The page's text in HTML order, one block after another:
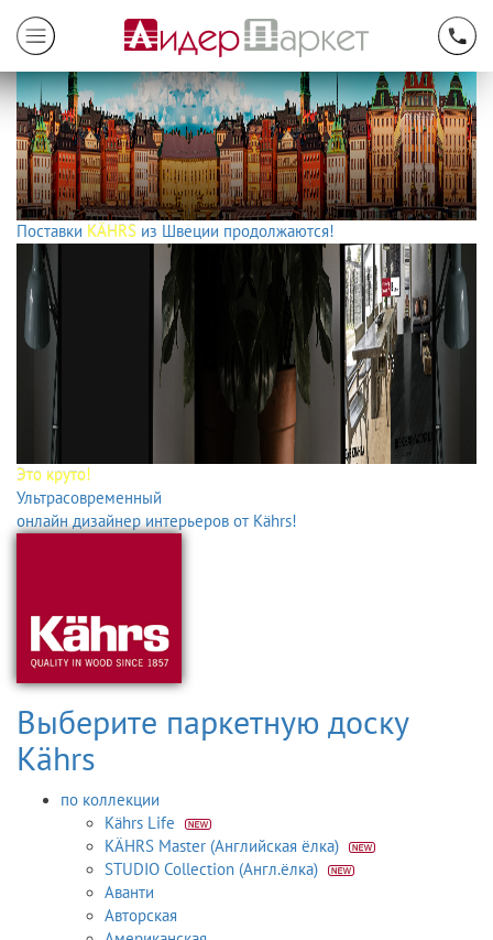
Поставки KÄHRS из Швеции продолжаются!
Это круто!
Ультрасовременный
онлайн дизайнер интерьеров от Kährs!
Выберите паркетную доску
Kährs
по коллекции
Kährs Life
KÄHRS Master (Английская ёлка)
STUDIO Collection (Англ.ёлка)
Аванти
Авторская